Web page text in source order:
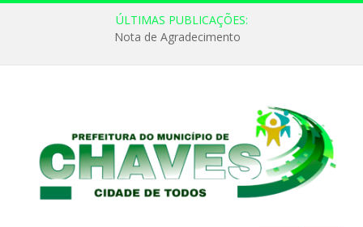
ÚLTIMAS PUBLICAÇÕES:
Nota de Agradecimento